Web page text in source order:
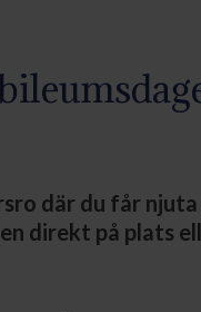
där du får njuta
direkt på plats